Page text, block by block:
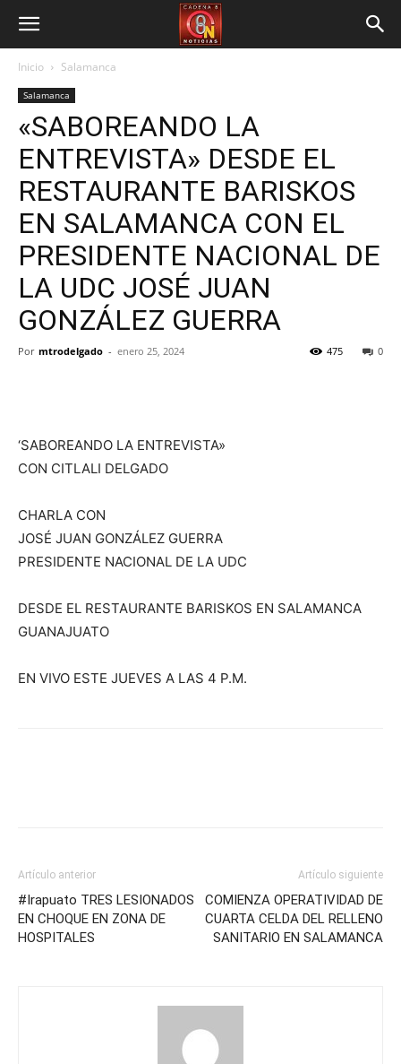
Inicio Salamanca
Salamanca
«SABOREANDO LA
ENTREVISTA» DESDE EL
RESTAURANTE BARISKOS
EN SALAMANCA CON EL
PRESIDENTE NACIONAL DE
LA UDC JOSÉ JUAN
GONZÁLEZ GUERRA
Por mtrodelgado - enero 25, 2024 0
475
‘SABOREANDO LA ENTREVISTA»
CON CITLALI DELGADO
CHARLA CON
JOSÉ JUAN GONZÁLEZ GUERRA
PRESIDENTE NACIONAL DE LA UDC
DESDE EL RESTAURANTE BARISKOS EN SALAMANCA
GUANAJUATO
EN VIVO ESTE JUEVES A LAS 4 P.M.
Artículo anterior
#Irapuato TRES LESIONADOS
EN CHOQUE EN ZONA DE
HOSPITALES
Artículo siguiente
COMIENZA OPERATIVIDAD DE
CUARTA CELDA DEL RELLENO
SANITARIO EN SALAMANCA